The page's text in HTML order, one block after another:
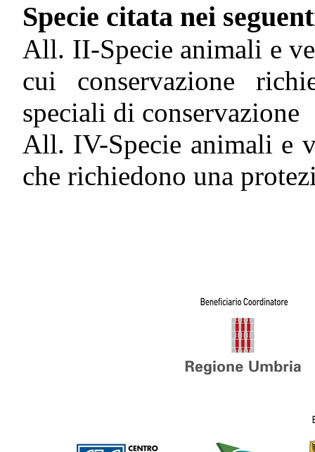
Specie citata nei
All. II-Specie animali e
cui conservazione
speciali di conservazione
All. IV-Specie animali e
che richiedono una